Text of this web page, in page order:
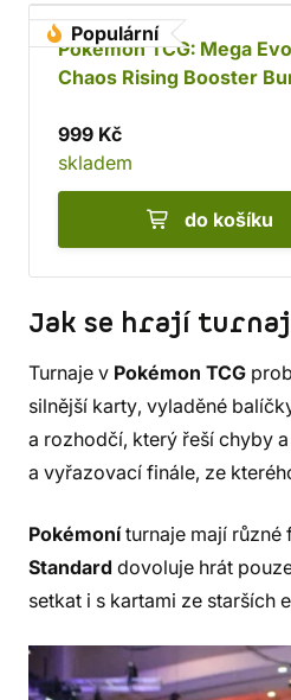
Populární
Pokémon TCG: Mega
Chaos Rising Booster
999 Kč
skladem
do košíku
Jak se hrají
Turnaje v Pokémon TCG
silnější karty, vyladěné
a rozhodčí, který řeší chyby
a vyřazovací finále, ze
Pokémoníturnaje mají různé
Standard dovoluje hrát
setkat i s kartami ze starších